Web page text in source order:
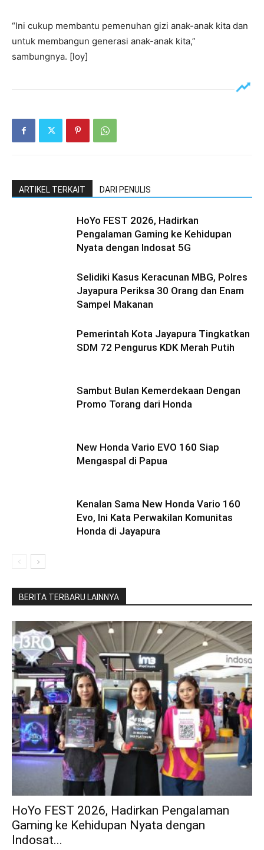
“Ini cukup membantu pemenuhan gizi anak-anak kita dan
untuk membangun generasi anak-anak kita,”
sambungnya. [loy]
ARTIKEL TERKAIT DARI PENULIS
HoYo FEST 2026, Hadirkan
Pengalaman Gaming ke Kehidupan
Nyata dengan Indosat 5G
Selidiki Kasus Keracunan MBG, Polres
Jayapura Periksa 30 Orang dan Enam
Sampel Makanan
Pemerintah Kota Jayapura Tingkatkan
SDM 72 Pengurus KDK Merah Putih
Sambut Bulan Kemerdekaan Dengan
Promo Torang dari Honda
New Honda Vario EVO 160 Siap
Mengaspal di Papua
Kenalan Sama New Honda Vario 160
Evo, Ini Kata Perwakilan Komunitas
Honda di Jayapura
BERITA TERBARU LAINNYA
HoYo FEST 2026, Hadirkan Pengalaman
Gaming ke Kehidupan Nyata dengan
Indosat...